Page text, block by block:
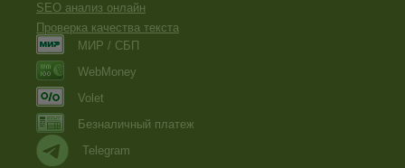
SEO анализ онлайн
Проверка качества текста
МИР / СБП
WebMoney
Volet
Безналичный платеж
Telegram